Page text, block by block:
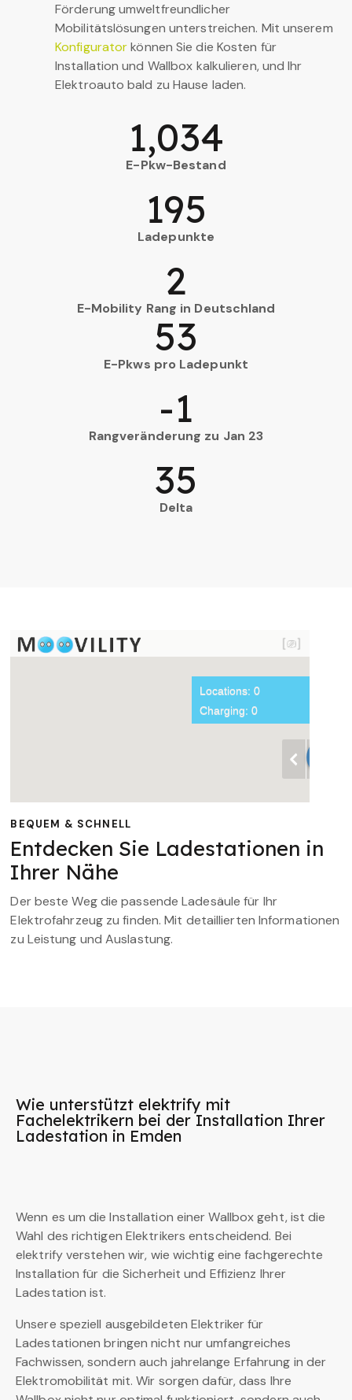
Förderung umweltfreundlicher
Mobilitätslösungen unterstreichen. Mit unserem
Konfiguratorkönnen Sie die Kosten für
Installation und Wallbox kalkulieren, und Ihr
Elektroauto bald zu Hause laden.
E-Pkw-Bestand
1,034
Ladepunkte
195
E-Mobility Rang in Deutschland
2
E-Pkws pro Ladepunkt
53
Rangveränderung zu Jan 23
-1
Delta
35
BEQUEM & SCHNELL
Entdecken Sie Ladestationen in
Ihrer Nähe
Der beste Weg die passende Ladesäule für Ihr
Elektrofahrzeug zu finden. Mit detaillierten Informationen
zu Leistung und Auslastung.
Wie unterstützt elektrify mit
Fachelektrikern bei der Installation Ihrer
Ladestation in Emden
Wenn es um die Installation einer Wallbox geht, ist die
Wahl des richtigen Elektrikers entscheidend. Bei
elektrify verstehen wir, wie wichtig eine fachgerechte
Installation für die Sicherheit und Effizienz Ihrer
Ladestation ist.
Unsere speziell ausgebildeten Elektriker für
Ladestationen bringen nicht nur umfangreiches
Fachwissen, sondern auch jahrelange Erfahrung in der
Elektromobilität mit. Wir sorgen dafür, dass Ihre